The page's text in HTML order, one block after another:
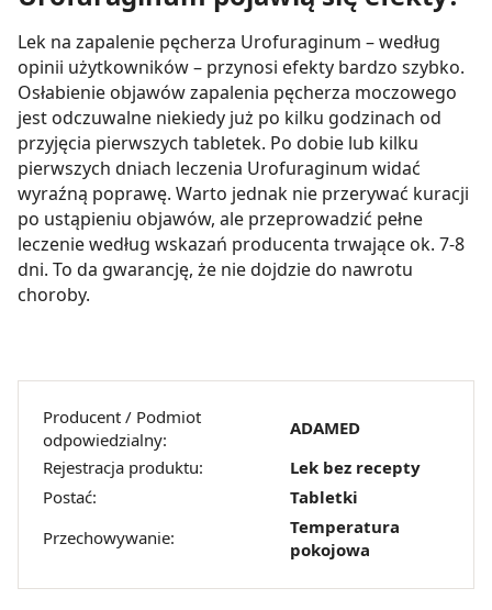
Lek na zapalenie pęcherza Urofuraginum – według
opinii użytkowników – przynosi efekty bardzo szybko.
Osłabienie objawów zapalenia pęcherza moczowego
jest odczuwalne niekiedy już po kilku godzinach od
przyjęcia pierwszych tabletek. Po dobie lub kilku
pierwszych dniach leczenia Urofuraginum widać
wyraźną poprawę. Warto jednak nie przerywać kuracji
po ustąpieniu objawów, ale przeprowadzić pełne
leczenie według wskazań producenta trwające ok. 7-8
dni. To da gwarancję, że nie dojdzie do nawrotu
choroby.
Producent / Podmiot
odpowiedzialny:
ADAMED
Rejestracja produktu:
Lek bez recepty
Postać:
Tabletki
Przechowywanie:
Temperatura
pokojowa